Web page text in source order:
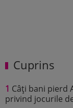
Cuprins
1 Câți bani pierd
privind jocurile